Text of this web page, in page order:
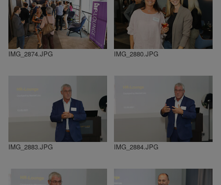
IMG_2874.JPG IMG_2880.JPG
IMG_2883.JPG IMG_2884.JPG